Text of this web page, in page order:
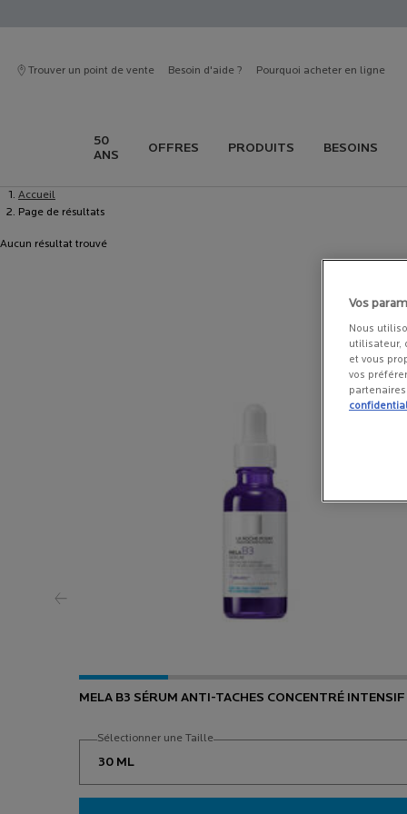
Trouver un point de vente Besoin d'aide ? Pourquoi acheter en ligne
50
ANS
OFFRES PRODUITS BESOINS
Contenu principal
Accueil
Page de résultats
Aucun résultat trouvé
MELA B3 SÉRUM ANTI-TACHES CONCENTRÉ INTENSIF
Sélectionner une Taille
Vos
Nous
utilisateur,
et vous
vos